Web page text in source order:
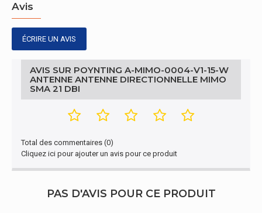
Emballage
Largeur de l'emballage 230 mm
Profondeur de l'emballage 220 mm
Poids du paquet 1,24 kg
Puissance admissible 10 W
Avis
ÉCRIRE UN AVIS
AVIS SUR POYNTING A-MIMO-0004-V1-15-W
ANTENNE ANTENNE DIRECTIONNELLE MIMO
SMA 21 DBI
Total des commentaires (0)
Cliquez ici pour ajouter un avis pour ce produit
PAS D'AVIS POUR CE PRODUIT